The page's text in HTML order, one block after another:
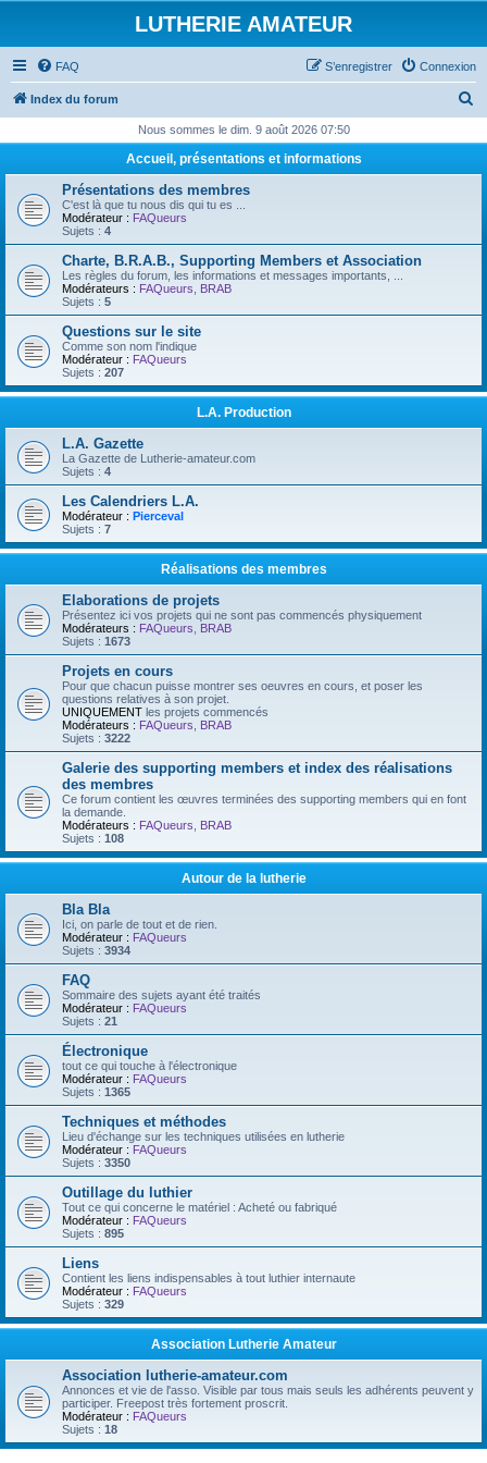
LUTHERIE AMATEUR
FAQ Connexion
S’enregistrer
Index du forum
h
Nous sommes le dim. 9 août 2026 07:50
Accueil, présentations et informations
Présentations des membres
C'est là que tu nous dis qui tu es ...
Modérateur : FAQueurs
Sujets : 4
Charte, B.R.A.B., Supporting Members et Association
Les règles du forum, les informations et messages importants, ...
Modérateurs : FAQueurs
BRAB
Sujets : 5
Questions sur le site
Comme son nom l'indique
Modérateur : FAQueurs
Sujets : 207
L.A. Production
L.A. Gazette
La Gazette de Lutherie-amateur.com
Sujets : 4
Les Calendriers L.A.
Modérateur : Pierceval
Sujets : 7
Réalisations des membres
Elaborations de projets
Présentez ici vos projets qui ne sont pas commencés physiquement
Modérateurs : FAQueurs
BRAB
Sujets : 1673
Projets en cours
Pour que chacun puisse montrer ses oeuvres en cours, et poser les
questions relatives à son projet.
UNIQUEMENT les projets commencés
Modérateurs : FAQueurs
BRAB
Sujets : 3222
Galerie des supporting members et index des réalisations
des membres
Ce forum contient les œuvres terminées des supporting members qui en font
la demande.
Modérateurs : FAQueurs
BRAB
Sujets : 108
Autour de la lutherie
Bla Bla
Ici, on parle de tout et de rien.
Modérateur : FAQueurs
Sujets : 3934
FAQ
Sommaire des sujets ayant été traités
Modérateur : FAQueurs
Sujets : 21
Électronique
tout ce qui touche à l'électronique
Modérateur : FAQueurs
Sujets : 1365
Techniques et méthodes
Lieu d'échange sur les techniques utilisées en lutherie
Modérateur : FAQueurs
Sujets : 3350
Outillage du luthier
Tout ce qui concerne le matériel : Acheté ou fabriqué
Modérateur : FAQueurs
Sujets : 895
Liens
Contient les liens indispensables à tout luthier internaute
Modérateur : FAQueurs
Sujets : 329
Association Lutherie Amateur
Association lutherie-amateur.com
Annonces et vie de l'asso. Visible par tous mais seuls les adhérents peuvent y
participer. Freepost très fortement proscrit.
Modérateur : FAQueurs
Sujets : 18